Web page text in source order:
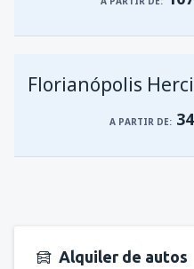
Asunción,
A PARTIR DE: 203
Florianópolis
A PARTIR DE:
Alquiler de autos